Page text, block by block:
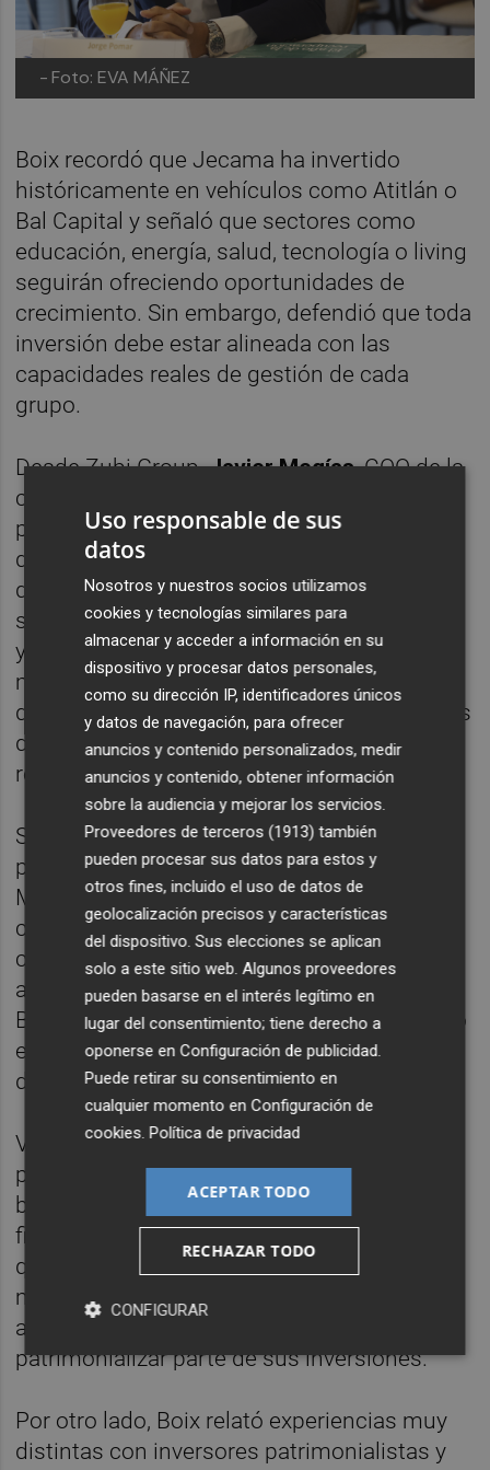
- Foto: EVA MÁÑEZ
Boix recordó que Jecama ha invertido
históricamente en vehículos como Atitlán o
Bal Capital y señaló que sectores como
educación, energía, salud, tecnología o living
seguirán ofreciendo oportunidades de
crecimiento. Sin embargo, defendió que toda
inversión debe estar alineada con las
capacidades reales de gestión de cada
grupo.
Desde Zubi Group,Javier Megías, COO de la
compañía, puso el foco en el impacto
positivo como criterio de inversión. Además
de destacar el atractivo del sector salud,
defendió que la ventaja competitiva
sostenible pasa cada vez más por la ciencia
y la innovación tecnológica. Según afirmó,
muchas compañías siguen intentando
diferenciarse únicamente mediante modelos
de negocio cuando el verdadero potencial
reside en la capacidad científica.
Sobre la rotación de activos, los
participantes mostraron enfoques diversos.
Mientras Boix explicó que su estrategia
combina inversiones patrimoniales con
ciclos de desinversión de alrededor de cinco
años para asegurar rentabilidades,
Bartolomé reconoció que Grupo Ballester no
es especialmente partidario de rotar activos
de manera frecuente.
Vercher, por su parte, señaló que cuando
participan en vehículos de private equity
buscan operaciones con un principio y un
final claramente definidos. Costa reconoció
que, aunque históricamente habían
mantenido una visión más dinámica,
actualmente también están comenzando a
patrimonializar parte de sus inversiones.
Por otro lado, Boix relató experiencias muy
distintas con inversores patrimonialistas y
Uso responsable de sus
datos
Nosotros y nuestros socios utilizamos
cookies y tecnologías similares para
almacenar y acceder a información en su
dispositivo y procesar datos personales,
como su dirección IP, identificadores únicos
y datos de navegación, para ofrecer
anuncios y contenido personalizados, medir
anuncios y contenido, obtener información
sobre la audiencia y mejorar los servicios.
Proveedores de terceros (1913) también
pueden procesar sus datos para estos y
otros fines, incluido el uso de datos de
geolocalización precisos y características
del dispositivo. Sus elecciones se aplican
solo a este sitio web. Algunos proveedores
pueden basarse en el interés legítimo en
lugar del consentimiento; tiene derecho a
oponerse enConfiguración de publicidad.
Puede retirar su consentimiento en
cualquier momento enConfiguración de
cookies.Política de privacidad
ACEPTAR TODO
RECHAZAR TODO
CONFIGURAR